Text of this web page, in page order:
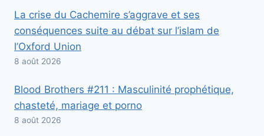
La crise du Cachemire s’aggrave et ses
conséquences suite au débat sur l’islam de
l’Oxford Union
8 août 2026
Blood Brothers #211 : Masculinité prophétique,
chasteté, mariage et porno
8 août 2026